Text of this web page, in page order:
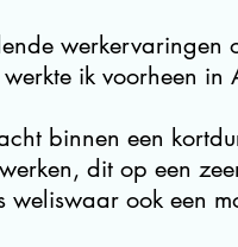
werkervaringen
ik voorheen in
binnen een
dit op een
weliswaar ook een